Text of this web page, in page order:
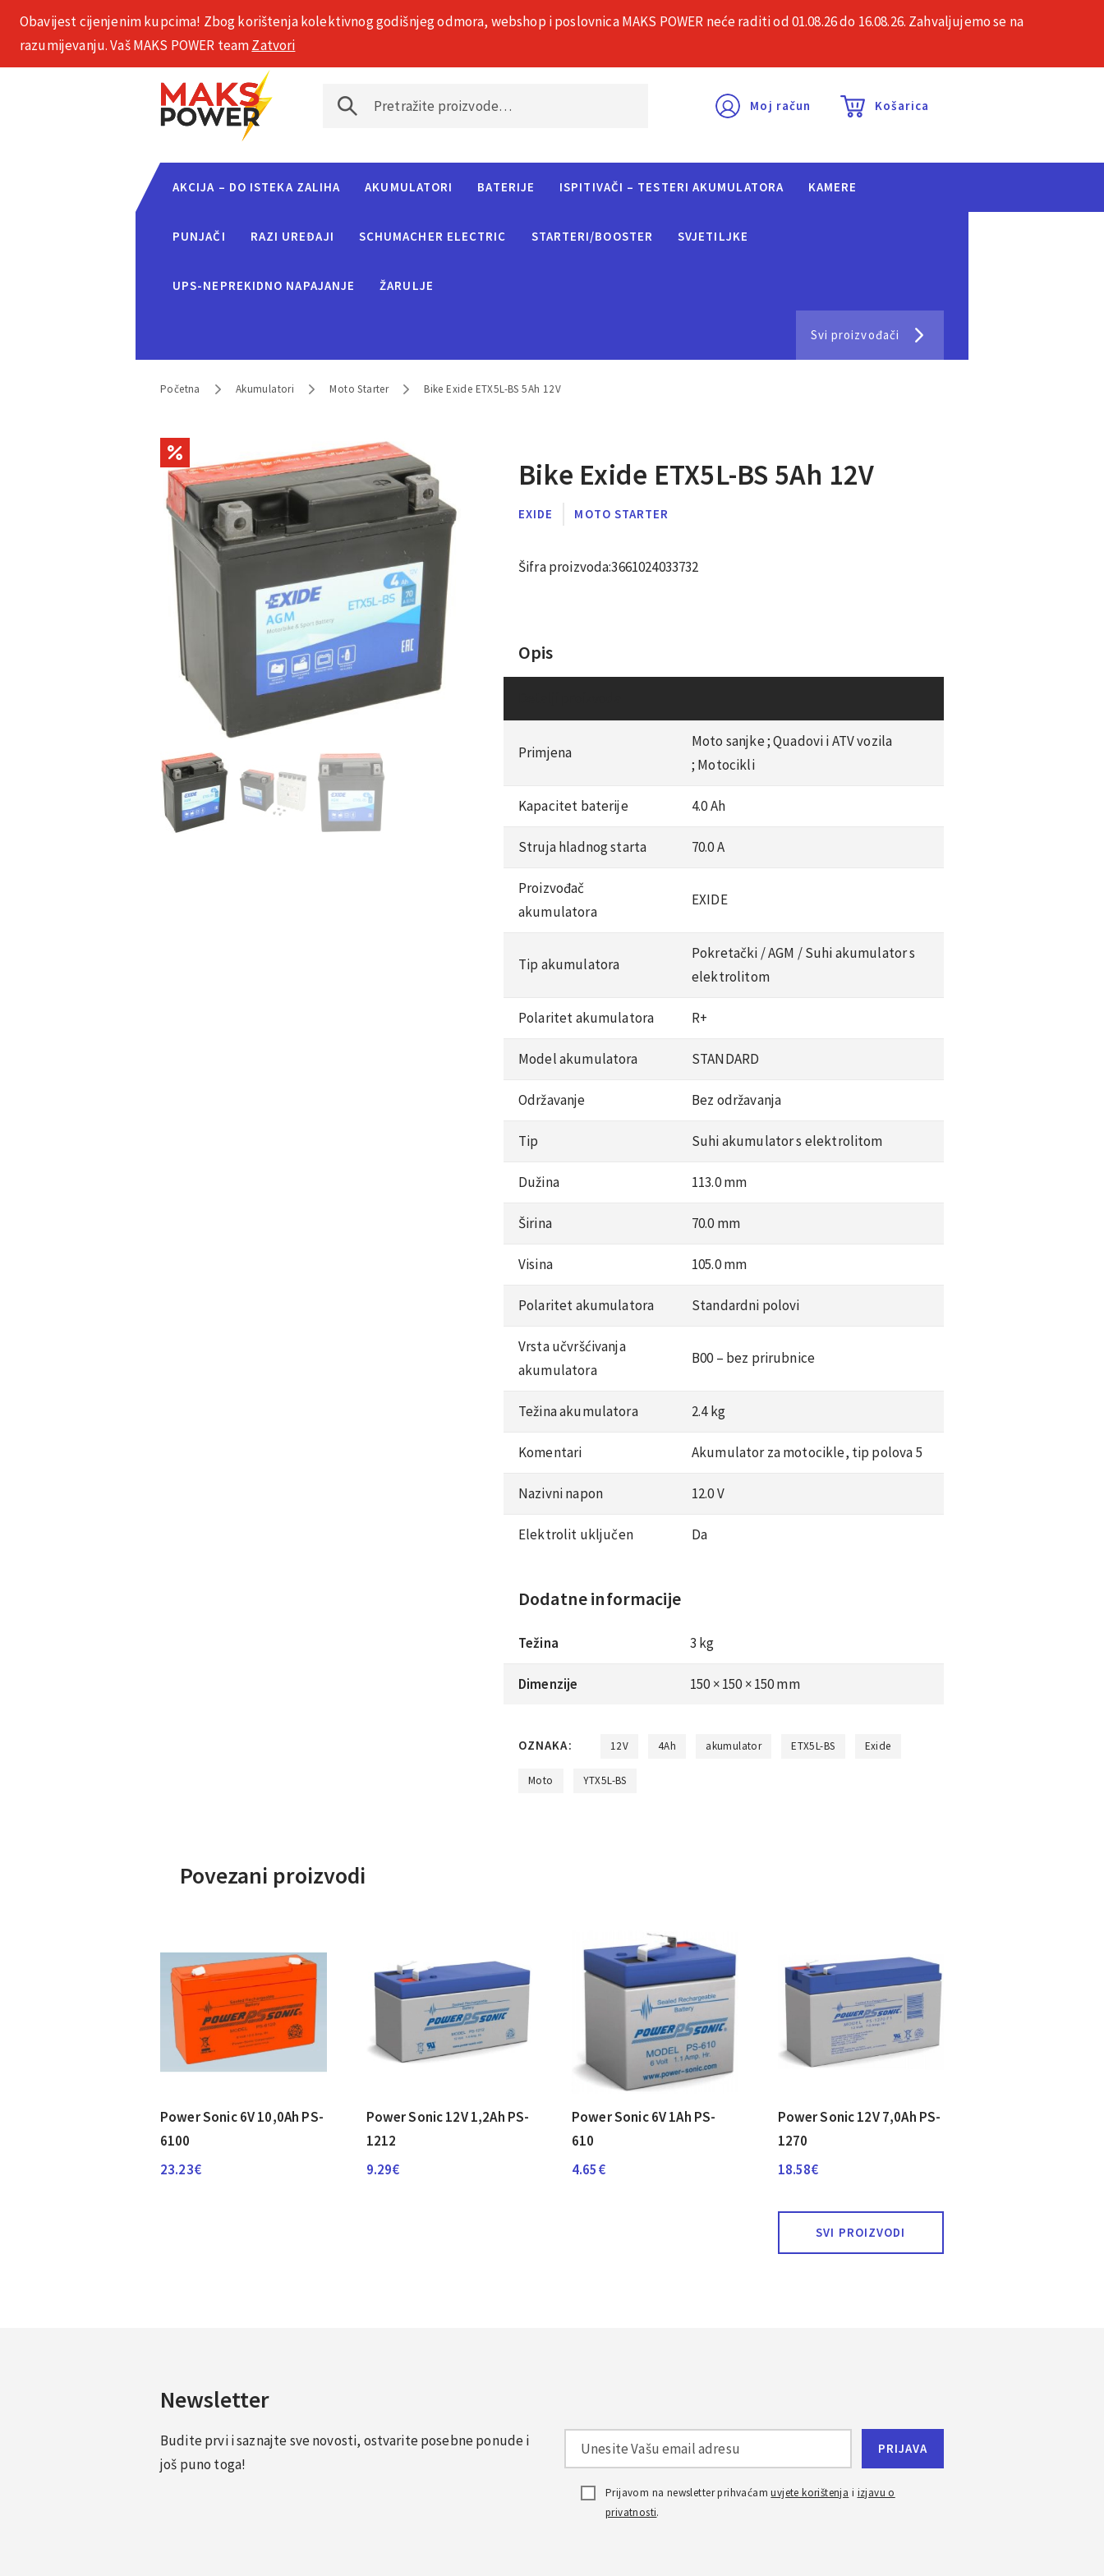
+385 1 2002 575 O nama Česta pitanja Kontakt
Moj račun Košarica
AKCIJA – DO ISTEKA ZALIHA AKUMULATORI BATERIJE ISPITIVAČI – TESTERI AKUMULATORA KAMERE
PUNJAČI RAZI UREĐAJI SCHUMACHER ELECTRIC STARTERI/BOOSTER SVJETILJKE
UPS-NEPREKIDNO NAPAJANJE ŽARULJE
Svi proizvođači
Početna Akumulatori Moto Starter Bike Exide ETX5L-BS 5Ah 12V
Bike Exide ETX5L-BS 5Ah 12V
EXIDE MOTO STARTER
Šifra proizvoda:3661024033732
Opis
Primjena
Moto sanjke ;Quadovi i ATV vozila
; Motocikli
Kapacitet baterije 4.0 Ah
Struja hladnog starta 70.0 A
Proizvođač
akumulatora
EXIDE
Tip akumulatora
Pokretački /AGM /Suhi akumulator s
elektrolitom
Polaritet akumulatora R+
Model akumulatora STANDARD
Održavanje Bez održavanja
Tip Suhi akumulator s elektrolitom
Dužina 113.0 mm
Širina 70.0 mm
Visina 105.0 mm
Polaritet akumulatora Standardni polovi
Vrsta učvršćivanja
akumulatora
B00 – bez prirubnice
Težina akumulatora 2.4 kg
Komentari Akumulator za motocikle, tip polova 5
Nazivni napon 12.0 V
Elektrolit uključen Da
Dodatne informacije
Težina 3 kg
Dimenzije 150 × 150 × 150 mm
OZNAKA: 12V 4Ah akumulator ETX5L-BS Exide
Moto YTX5L-BS
Povezani proizvodi
Power Sonic 6V 10,0Ah PS-
6100
23.23€
Power Sonic 12V 1,2Ah PS-
1212
9.29€
Power Sonic 6V 1Ah PS-
610
4.65€
Power Sonic 12V 7,0Ah PS-
1270
18.58€
SVI PROIZVODI
Newsletter
Budite prvi i saznajte sve novosti, ostvarite posebne ponude i
još puno toga!
Prijavom na newsletter prihvaćamuvjete korištenja i izjavu o
privatnosti.
Obavijest cijenjenim kupcima! Zbog korištenja kolektivnog godišnjeg odmora, webshop i poslovnica MAKS POWER neće raditi od 01.08.26 do 16.08.26. Zahvaljujemo se na
razumijevanju. Vaš MAKS POWER teamZatvori